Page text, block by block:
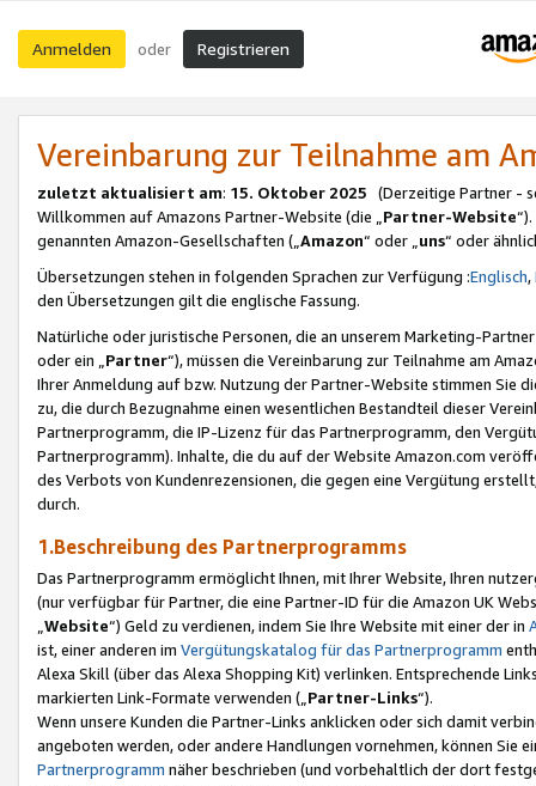
Anmelden oder Registrieren
Vereinbarung zur Teilnahme am
zuletzt aktualisiert am: 15. Oktober 2025 (Derzeitige Partner -
Willkommen auf Amazons Partner-Website (die „Partner-Website
genannten Amazon-Gesellschaften („Amazon“ oder „uns“ oder
Übersetzungen stehen in folgenden Sprachen zur Verfügung :Englisch,
den Übersetzungen gilt die englische Fassung.
Natürliche oder juristische Personen, die an unserem Marketing-
oder ein „Partner“), müssen die Vereinbarung zur Teilnahme am
Ihrer Anmeldung auf bzw. Nutzung der Partner-Website stimmen Sie
zu, die durch Bezugnahme einen wesentlichen Bestandteil dieser
Partnerprogramm, die IP-Lizenz für das Partnerprogramm, den
Partnerprogramm). Inhalte, die du auf der Website Amazon.com
des Verbots von Kundenrezensionen, die gegen eine Vergütung
durch.
1.Beschreibung des Partnerprogramms
Das Partnerprogramm ermöglicht Ihnen, mit Ihrer Website, Ihren
(nur verfügbar für Partner, die eine Partner-ID für die Amazon UK
Website“) Geld zu verdienen, indem Sie Ihre Website mit einer der in
ist, einer anderen im Vergütungskatalog für das Partnerprogramm
Alexa Skill (über das Alexa Shopping Kit) verlinken. Entsprechende
markierten Link-Formate verwenden („ Partner-Links“).
Wenn unsere Kunden die Partner-Links anklicken oder sich damit
angeboten werden, oder andere Handlungen vornehmen, können Sie
Partnerprogramm näher beschrieben (und vorbehaltlich der dort